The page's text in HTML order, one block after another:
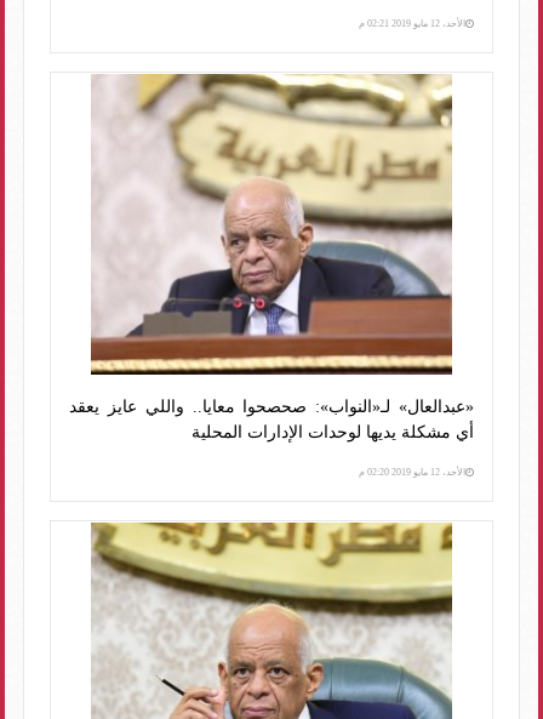
الأحد، 12 مايو 2019 02:21 م
«عبدالعال» لـ«النواب»: صحصحوا معايا.. واللي عايز يعقد
أي مشكلة يديها لوحدات الإدارات المحلية
الأحد، 12 مايو 2019 02:20 م